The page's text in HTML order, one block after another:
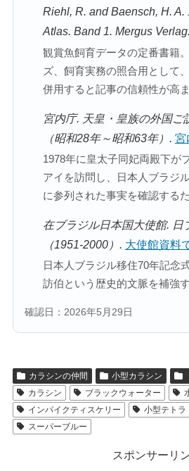
Riehl, R. and Baensch, H. A.
Atlas. Band 1. Mergus Verlag.
観賞魚飼育データの定番書籍
ズ、飼育実務の照合用として
併用すると記事の信頼性が高ま
宮内庁. 天皇・皇族の外国ご
（昭和28年～昭和63年）. 宮
1978年に皇太子同妃両殿下が
アイを訪問し、日本人ブラジ
に参列された事実を確認する
在ブラジル日本国大使館. 日
（1951-2000）. 大使館資料
日本人ブラジル移住70年記念
訪伯という歴史的文脈を補強
確認日：2026年5月29日
カラシンの仲間 小型カラシン
カラシン
ブラックウォーター
インパイクティスケリー
小型テトラ
スーパーブルー
スポンサーリ